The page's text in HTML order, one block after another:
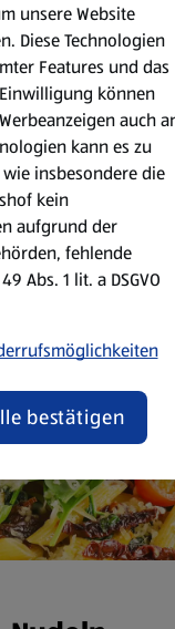
unsere Website
Diese Technologien
Features und das
können
auch
kann es zu
insbesondere die
kein
aufgrund der
fehlende
Abs. 1 lit. a DSGVO
bestätigen